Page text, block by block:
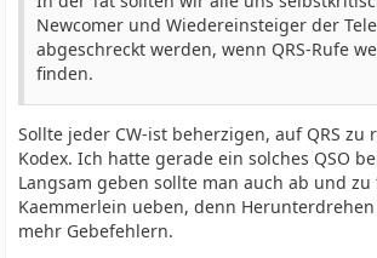
Newcomer und Wiedereinsteiger der
abgeschreckt werden, wenn QRS-Rufe
finden.
Sollte jeder CW-ist beherzigen, auf QRS zu
Kodex. Ich hatte gerade ein solches QSO
Langsam geben sollte man auch ab und
Kaemmerlein ueben, denn
mehr Gebefehlern.